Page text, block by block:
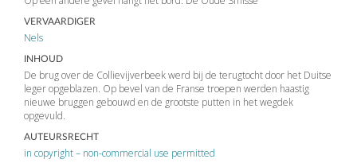
VERVAARDIGER
Nels
INHOUD
De brug over de Collievijverbeek werd bij de terugtocht door het Duitse
leger opgeblazen. Op bevel van de Franse troepen werden haastig
nieuwe bruggen gebouwd en de grootste putten in het wegdek
opgevuld.
AUTEURSRECHT
in copyright – non-commercial use permitted